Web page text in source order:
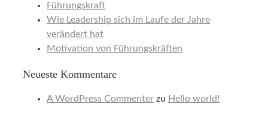
Führungskraft
Wie Leadership sich im Laufe der Jahre
verändert hat
Motivation von Führungskräften
Neueste Kommentare
A WordPress Commenter zu Hello world!